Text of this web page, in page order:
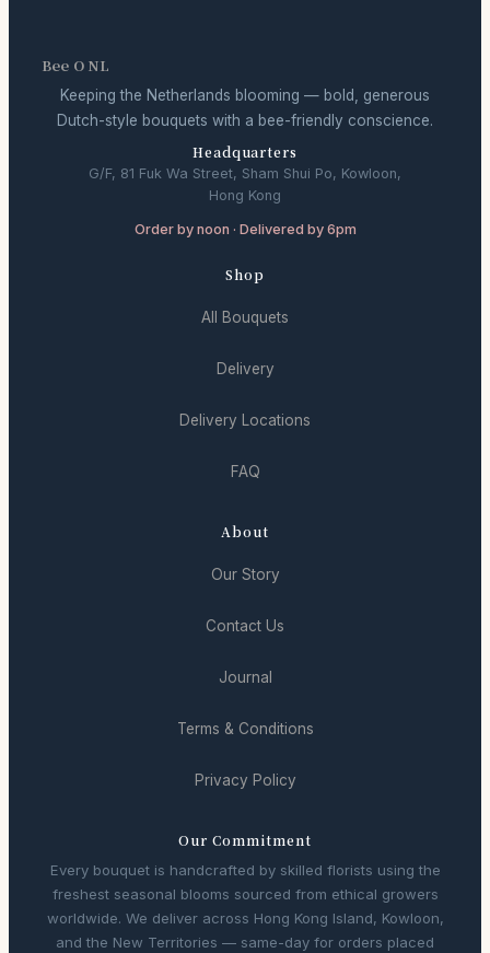
Bee O NL
Keeping the Netherlands blooming — bold, generous
Dutch-style bouquets with a bee-friendly conscience.
Headquarters
G/F, 81 Fuk Wa Street, Sham Shui Po, Kowloon,
Hong Kong
Order by noon · Delivered by 6pm
Shop
All Bouquets
Delivery
Delivery Locations
FAQ
About
Our Story
Contact Us
Journal
Terms & Conditions
Privacy Policy
Our Commitment
Every bouquet is handcrafted by skilled florists using the
freshest seasonal blooms sourced from ethical growers
worldwide. We deliver across Hong Kong Island, Kowloon,
and the New Territories — same-day for orders placed